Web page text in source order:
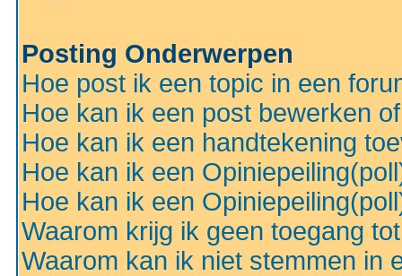
Posting Onderwerpen
Hoe post ik een topic in een
Hoe kan ik een post bewerken
Hoe kan ik een handtekening
Hoe kan ik een
Hoe kan ik een
Waarom krijg ik geen toegang
Waarom kan ik niet stemmen in